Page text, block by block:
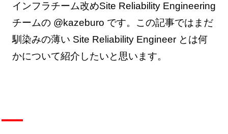
インフラチーム改めSite Reliability Engineering
チームの @kazeburo です。この記事ではまだ
馴染みの薄い Site Reliability Engineer とは何
かについて紹介したいと思います。